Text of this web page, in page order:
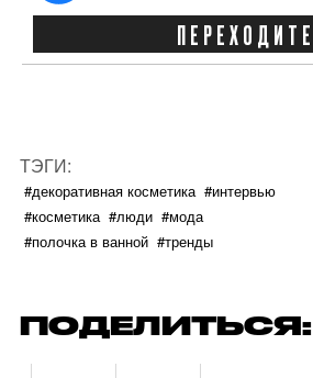
ПЕРЕХОДИТЕ
ТЭГИ:
#декоративная косметика #интервью
#косметика #люди #мода
#полочка в ванной #тренды
ПОДЕЛИТЬСЯ: